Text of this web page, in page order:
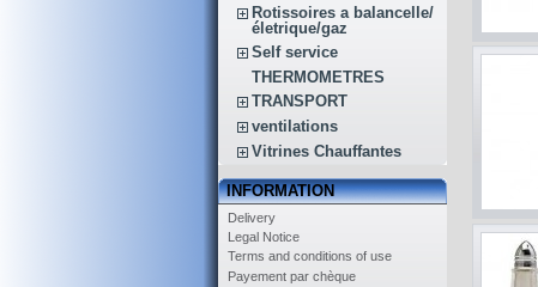
Rotissoires a balancelle/
életrique/gaz
Self service
THERMOMETRES
TRANSPORT
ventilations
Vitrines Chauffantes
INFORMATION
Delivery
Legal Notice
Terms and conditions of use
Payement par chèque